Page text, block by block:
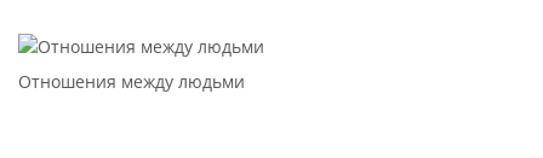
Отношения между людьми